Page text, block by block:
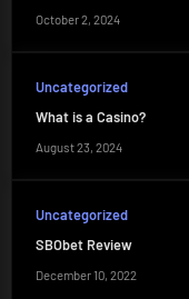
October 2, 2024
Uncategorized
What is a Casino?
August 23, 2024
Uncategorized
SBObet Review
December 10, 2022